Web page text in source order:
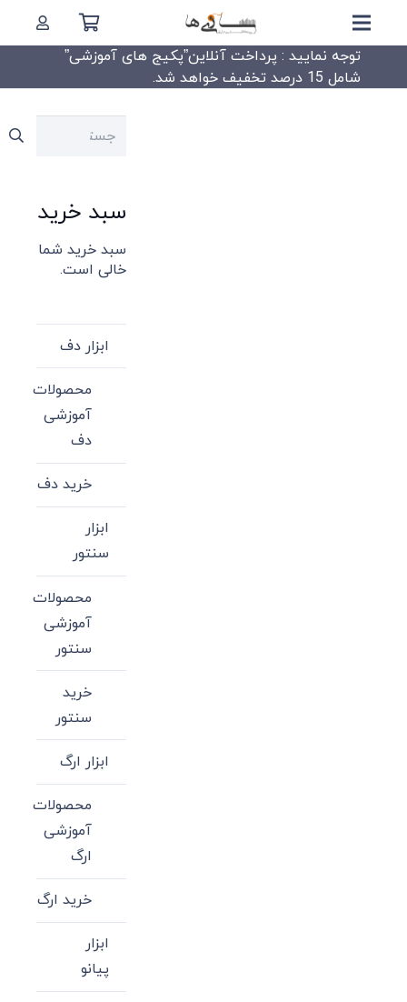
توجه نمایید : پرداخت آنلاین”پکیج های آموزشی”
شامل 15 درصد تخفیف خواهد شد.
جستجو
سبد خرید
سبد خرید شما
خالی است.
ابزار دف
محصولات
آموزشی
دف
خرید دف
ابزار
سنتور
محصولات
آموزشی
سنتور
خرید
سنتور
ابزار ارگ
محصولات
آموزشی
ارگ
خرید ارگ
ابزار
پیانو